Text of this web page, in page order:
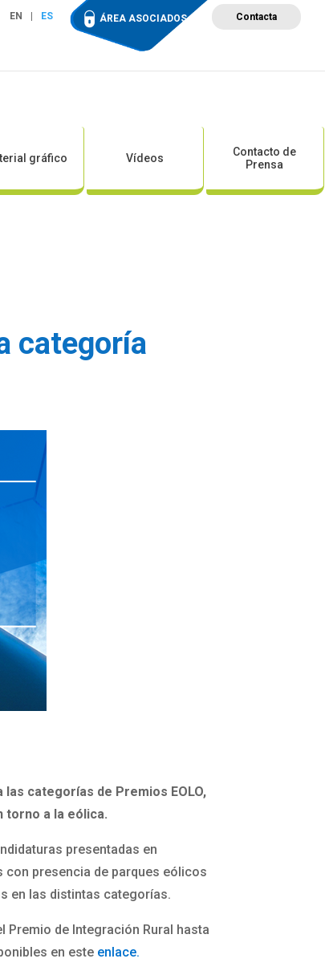
EN ES ÁREA ASOCIADOS Contacta
Campus de Formación
gráfico Vídeos
Contacto de
Prensa
categoría
las categorías de Premios EOLO,
torno a la eólica.
presentadas en
presencia de parques eólicos
en las distintas categorías.
Premio de Integración Rural hasta
en este enlace.